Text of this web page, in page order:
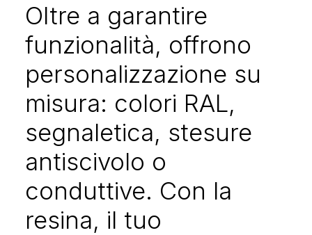
Oltre a garantire
funzionalità, offrono
personalizzazione su
misura: colori RAL,
segnaletica, stesure
antiscivolo o
conduttive. Con la
resina, il tuo